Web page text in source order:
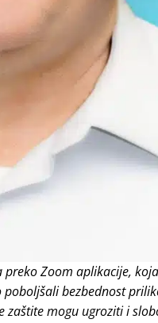
Zoom aplikacije,
bezbednost
mogu ugroziti i